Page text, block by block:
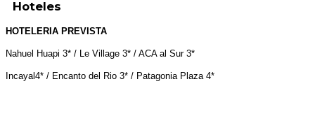
Hoteles
HOTELERIA PREVISTA
Nahuel Huapi 3* / Le Village 3* / ACA al Sur 3*
Incayal4* / Encanto del Rio 3* / Patagonia Plaza 4*